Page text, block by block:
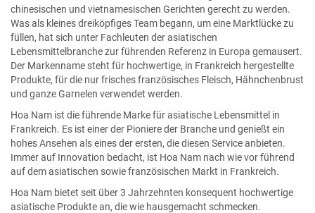
chinesischen und vietnamesischen Gerichten gerecht zu werden.
Was als kleines dreiköpfiges Team begann, um eine Marktlücke zu
füllen, hat sich unter Fachleuten der asiatischen
Lebensmittelbranche zur führenden Referenz in Europa gemausert.
Der Markenname steht für hochwertige, in Frankreich hergestellte
Produkte, für die nur frisches französisches Fleisch, Hähnchenbrust
und ganze Garnelen verwendet werden.
Hoa Nam ist die führende Marke für asiatische Lebensmittel in
Frankreich. Es ist einer der Pioniere der Branche und genießt ein
hohes Ansehen als eines der ersten, die diesen Service anbieten.
Immer auf Innovation bedacht, ist Hoa Nam nach wie vor führend
auf dem asiatischen sowie französischen Markt in Frankreich.
Hoa Nam bietet seit über 3 Jahrzehnten konsequent hochwertige
asiatische Produkte an, die wie hausgemacht schmecken.